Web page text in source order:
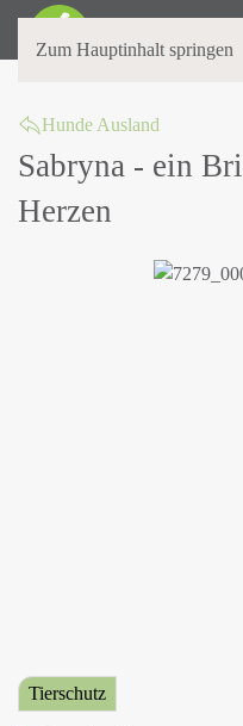
Zum Hauptinhalt springen
Hunde Ausland
Sabryna - ein
Herzen
Tierschutz